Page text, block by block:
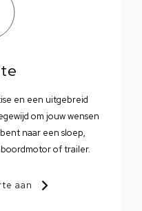
en een uitgebreid
om jouw wensen
naar een sloep,
of trailer.
aan